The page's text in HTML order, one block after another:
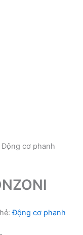
Động cơ phanh
Động cơ phanh